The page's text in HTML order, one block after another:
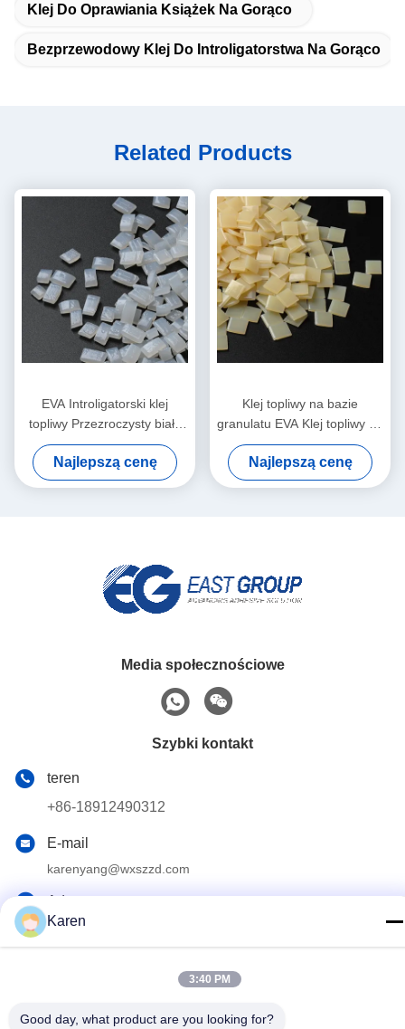
Klej Do Oprawiania Książek Na Gorąco
Bezprzewodowy Klej Do Introligatorstwa Na Gorąco
Related Products
EVA Introligatorski klej
topliwy Przezroczysty biały
granulat granulki
Najlepszą cenę
Klej topliwy na bazie
granulatu EVA Klej topliwy na
bazie EVA do introligatorstwa
Najlepszą cenę
Media społecznościowe
Szybki kontakt
teren
+86-18912490312
E-mail
karenyang@wxszzd.com
Adres
Pokój 701-702, nr 16 Huayun Road, Strefa Rozwoju
Karen
3:40 PM
Good day, what product are you looking for?